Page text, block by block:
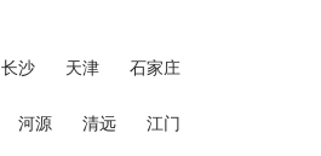
长沙 天津 石家庄
河源 清远 江门